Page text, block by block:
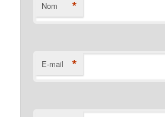
Nom *
E-mail *